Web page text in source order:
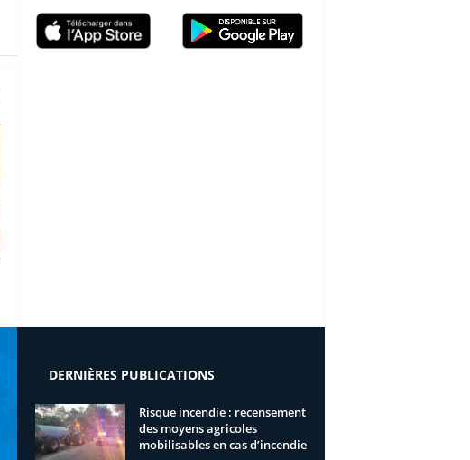
DERNIÈRES PUBLICATIONS
Risque incendie : recensement
des moyens agricoles
mobilisables en cas d’incendie